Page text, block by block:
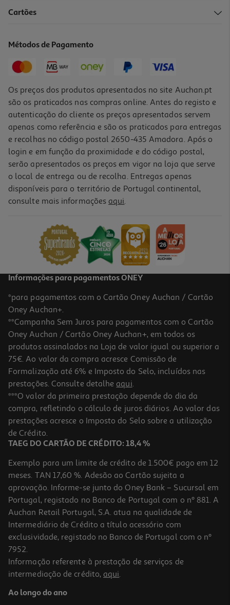
Cartões
Métodos de Pagamento
Os preços dos produtos apresentados no site Auchan.pt
são os praticados nas compras online. Antes do registo e
autenticação do cliente os preços apresentados servem
apenas como referência e são os praticados para entregas
e recolhas no código postal 2650-435 Amadora. Após o
login e em função da proximidade e do código postal,
serão apresentados os preços em vigor na loja que serve
o local de entrega ou de recolha. Entregas apenas
disponíveis para o território de Portugal continental,
consulte mais informações aqui.
Informações para pagamentos ONEY
*para pagamentos com o Cartão Oney Auchan / Cartão
Oney Auchan+.
**Campanha Sem Juros para pagamentos com o Cartão
Oney Auchan / Cartão Oney Auchan+, em todos os
produtos assinalados na Loja de valor igual ou superior a
75€. Ao valor da compra acresce Comissão de
Formalização até 6% e Imposto do Selo, incluídos nas
prestações. Consulte detalhe aqui.
***O valor da primeira prestação depende do dia da
compra, refletindo o cálculo de juros diários. Ao valor das
prestações acresce o Imposto do Selo sobre a utilização
de Crédito.
TAEG DO CARTÃO DE CRÉDITO: 18,4 %
Exemplo para um limite de crédito de 1.500€ pago em 12
meses. TAN 17,60 %. Adesão ao Cartão sujeita a
aprovação. Informe-se junto do Oney Bank – Sucursal em
Portugal, registado no Banco de Portugal com o nº 881. A
Auchan Retail Portugal, S.A. atua na qualidade de
Intermediário de Crédito a título acessório com
exclusividade, registado no Banco de Portugal com o nº
7952.
Informação referente à prestação de serviços de
intermediação de crédito, aqui.
Ao longo do ano